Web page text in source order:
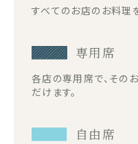
すべてのお店のお料理
専用席
各店の専用席で、その
だけます。
自由席